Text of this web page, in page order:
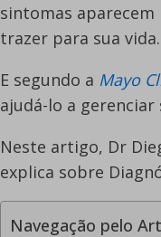
sintomas
trazer para sua vida.
E segundo a Mayo
ajudá-lo a
Neste artigo, Dr
explica sobre
Navegação pelo